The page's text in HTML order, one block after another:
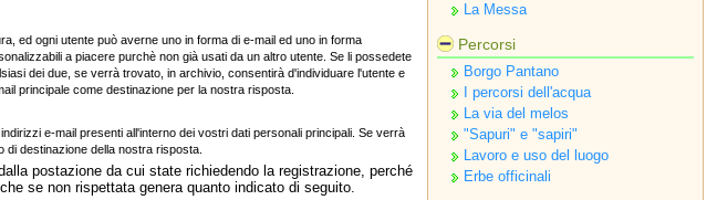
ed ogni utente può averne uno in forma di e‑mail ed uno in forma
a piacere purchè non già usati da un altro utente. Se li possedete
dei due, se verrà trovato, in archivio, consentirà d'individuare l'utente e
principale come destinazione per la nostra risposta.
e‑mail presenti all'interno dei vostri dati personali principali. Se verrà
destinazione della nostra risposta.
postazione da cui state richiedendo la registrazione, perché
se non rispettata genera quanto indicato di seguito.
La Messa
Percorsi
Borgo Pantano
I percorsi dell'acqua
La via del melos
"Sapuri" e "sapiri"
Lavoro e uso del luogo
Erbe officinali